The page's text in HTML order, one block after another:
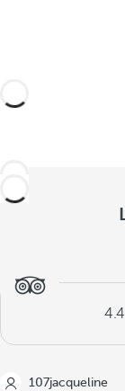
4.4
107jacqueline